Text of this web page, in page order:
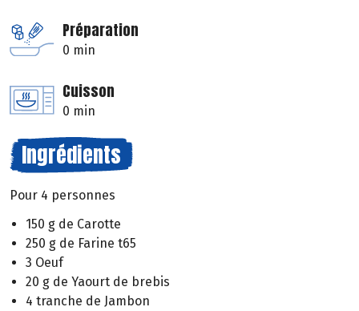
Préparation
0 min
Cuisson
0 min
Ingrédients
Pour 4 personnes
150 g de Carotte
250 g de Farine t65
3 Oeuf
20 g de Yaourt de brebis
4 tranche de Jambon